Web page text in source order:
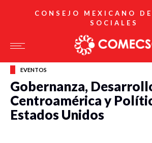
CONSEJO MEXICANO
SOCIALES
EVENTOS
Gobernanza,
Centroamérica y
Estados Unidos